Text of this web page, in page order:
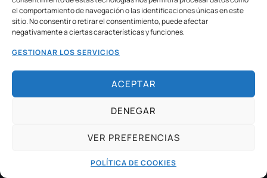
el comportamiento de navegación o las identificaciones únicas en este
sitio. No consentir o retirar el consentimiento, puede afectar
negativamente a ciertas características y funciones.
GESTIONAR LOS SERVICIOS
ACEPTAR
DENEGAR
VER PREFERENCIAS
POLÍTICA DE COOKIES